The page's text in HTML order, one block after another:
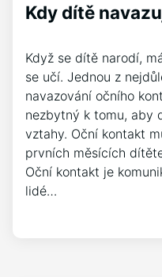
Kdy dítě
Když se dítě narodí,
se učí. Jednou z
navazování očního
nezbytný k tomu, aby
vztahy. Oční kontakt
prvních měsících
Oční kontakt je
lidé…